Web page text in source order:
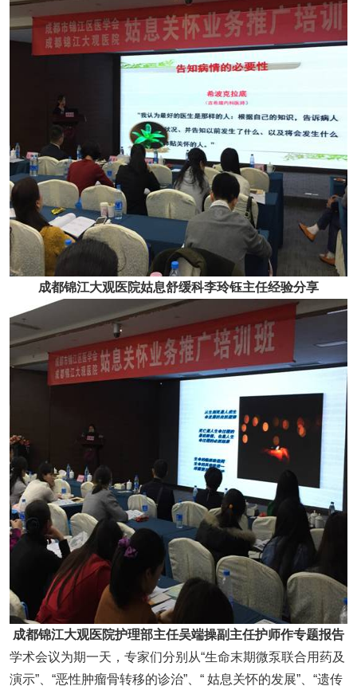
成都锦江大观医院姑息舒缓科李玲钰主任经验分享
成都锦江大观医院护理部主任吴端操副主任护师作专题报告
学术会议为期一天，专家们分别从“生命末期微泵联合用药及
演示”、“恶性肿瘤骨转移的诊治”、“ 姑息关怀的发展”、“遗传